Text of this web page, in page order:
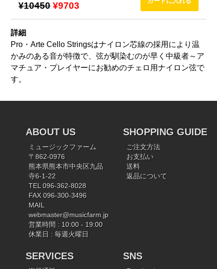
¥10450 ¥9703
詳細
Pro・Arte Cello Stringsはナイロン芯線の採用により温
かみのある音が特徴で、弦が馴染むのが早く中級者～ア
マチュア・プレイヤーにお勧めのチェロ用ナイロン弦で
す。
ABOUT US
ミュージックファーム
〒862-0976
熊本県熊本市中央区九品
寺6-1-22
TEL 096-362-8028
FAX 096-300-3496
MAIL
webmaster@musicfarm.jp
営業時間 : 10:00 - 19:00
休業日 : 毎週火曜日
SHOPPING GUIDE
ご注文方法
お支払い
送料
返品について
SERVICES SNS